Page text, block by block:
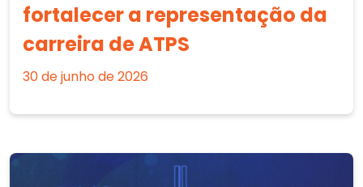
fortalecer a representação da
carreira de ATPS
30 de junho de 2026